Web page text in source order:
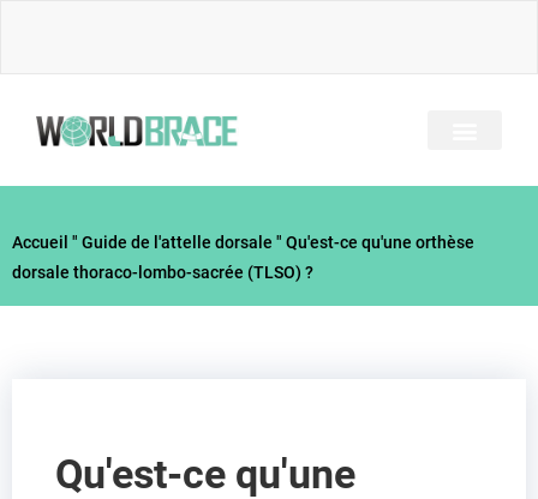
Accueil " Guide de l'attelle dorsale " Qu'est-ce qu'une orthèse
dorsale thoraco-lombo-sacrée (TLSO) ?
Qu'est-ce qu'une